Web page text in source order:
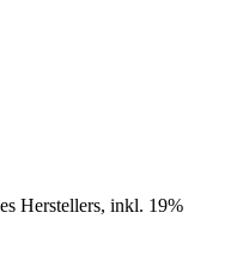
Herstellers, inkl. 19%